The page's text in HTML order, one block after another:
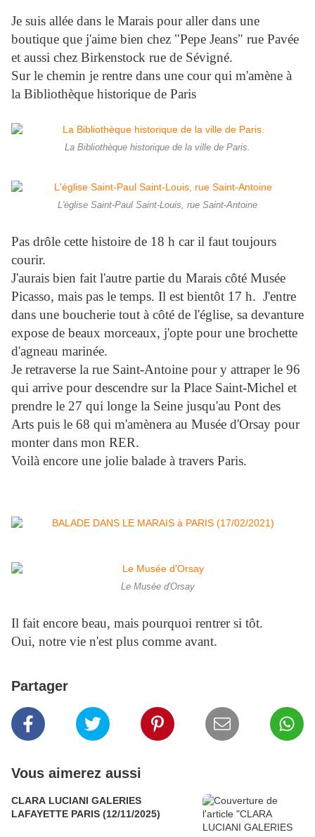
Je suis allée dans le Marais pour aller dans une
boutique que j'aime bien chez "Pepe Jeans" rue Pavée
et aussi chez Birkenstock rue de Sévigné.
Sur le chemin je rentre dans une cour qui m'amène à
la Bibliothèque historique de Paris
La Bibliothèque historique de la ville de Paris.
L'église Saint-Paul Saint-Louis, rue Saint-Antoine
Pas drôle cette histoire de 18 h car il faut toujours
courir.
J'aurais bien fait l'autre partie du Marais côté Musée
Picasso, mais pas le temps. Il est bientôt 17 h. J'entre
dans une boucherie tout à côté de l'église, sa devanture
expose de beaux morceaux, j'opte pour une brochette
d'agneau marinée.
Je retraverse la rue Saint-Antoine pour y attraper le 96
qui arrive pour descendre sur la Place Saint-Michel et
prendre le 27 qui longe la Seine jusqu'au Pont des
Arts puis le 68 qui m'amènera au Musée d'Orsay pour
monter dans mon RER.
Voilà encore une jolie balade à travers Paris.
Le Musée d'Orsay
Il fait encore beau, mais pourquoi rentrer si tôt.
Oui, notre vie n'est plus comme avant.
Partager
Vous aimerez aussi
CLARA LUCIANI GALERIES
LAFAYETTE PARIS (12/11/2025)